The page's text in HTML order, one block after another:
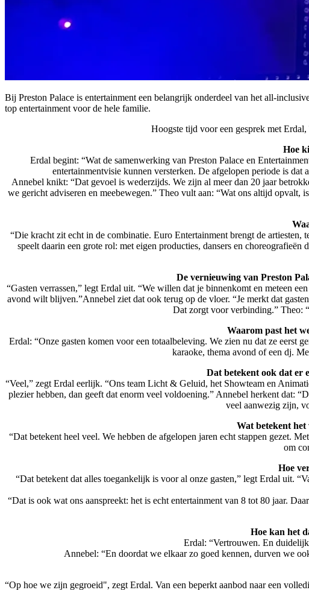
Bij Preston Palace is entertainment een belangrijk onderdeel van het all-
top entertainment voor de hele familie.
Hoogste tijd voor een gesprek met
Hoe
Erdal begint: “Wat de samenwerking van Preston Palace en
entertainmentvisie kunnen versterken. De afgelopen periode is
Annebel knikt: “Dat gevoel is wederzijds. We zijn al meer dan 20 jaar
we gericht adviseren en meebewegen.” Theo vult aan: “Wat ons altijd
“Die kracht zit echt in de combinatie. Euro Entertainment brengt de
speelt daarin een grote rol: met eigen producties, dansers en
De vernieuwing van Preston
“Gasten verrassen,” legt Erdal uit. “We willen dat je binnenkomt en meteen
avond wilt blijven.”Annebel ziet dat ook terug op de vloer. “Je merkt dat
Dat zorgt voor verbinding.” Theo:
Waarom past het
Erdal: “Onze gasten komen voor een totaalbeleving. We zien nu dat ze eerst
karaoke, thema avond of een dj.
Dat betekent ook dat er
“Veel,” zegt Erdal eerlijk. “Ons team Licht & Geluid, het Showteam en
plezier hebben, dan geeft dat enorm veel voldoening.” Annebel herkent dat:
veel aanwezig zijn,
Wat betekent het
“Dat betekent heel veel. We hebben de afgelopen jaren echt stappen gezet.
om
Hoe
“Dat betekent dat alles toegankelijk is voor al onze gasten,” legt Erdal uit.
“Dat is ook wat ons aanspreekt: het is echt entertainment van 8 tot 80 jaar.
Hoe kan het
Erdal: “Vertrouwen. En
Annebel: “En doordat we elkaar zo goed kennen, durven we
“Op hoe we zijn gegroeid", zegt Erdal. Van een beperkt aanbod naar een